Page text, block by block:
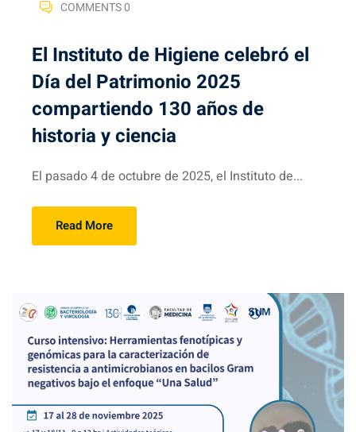
COMMENTS 0
El Instituto de Higiene celebró el
Día del Patrimonio 2025
compartiendo 130 años de
historia y ciencia
El pasado 4 de octubre de 2025, el Instituto de...
Read More